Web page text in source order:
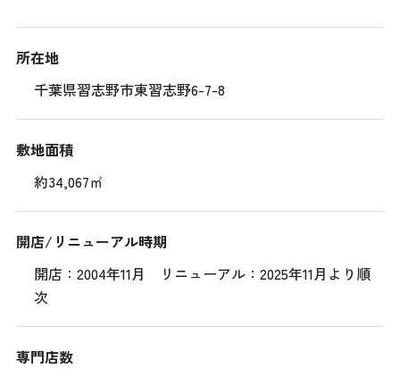
所在地
千葉県習志野市東習志野6-7-8
敷地面積
約34,067㎡
開店/リニューアル時期
開店：2004年11月 リニューアル：2025年11月より順
次
専門店数